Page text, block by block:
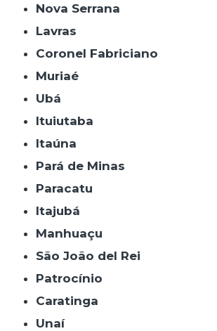
Nova Serrana
Lavras
Coronel Fabriciano
Muriaé
Ubá
Ituiutaba
Itaúna
Pará de Minas
Paracatu
Itajubá
Manhuaçu
São João del Rei
Patrocínio
Caratinga
Unaí